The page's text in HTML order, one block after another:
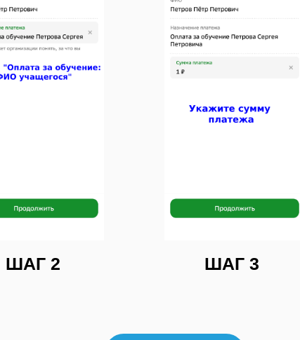
ШАГ 2 ШАГ 3